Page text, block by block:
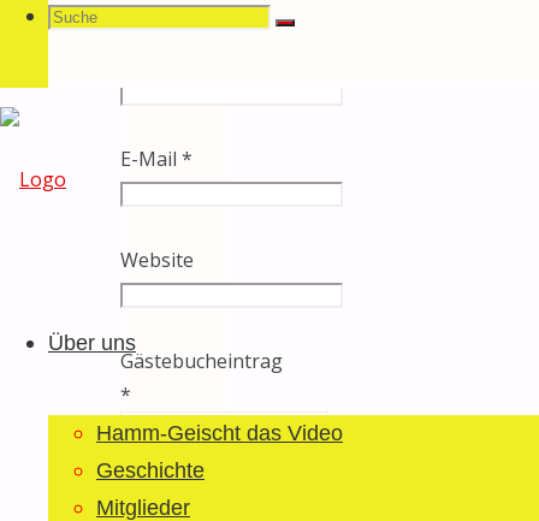
Suche
Suchen
Suche
Guggemusig
Lömpe
Schönegrond
springenÜber uns
Hamm-Geischt das Video
Geschichte
Mitglieder
E-Mail *
Website
Gästebucheintrag
*